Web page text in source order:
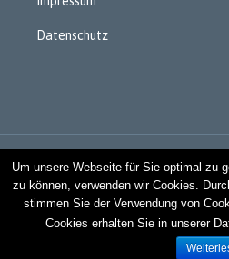
Datenschutz
Design © 2019
↑
Notfall-Telefon
Um unsere Webseite für Sie optimal zu
zu können, verwenden wir Cookies.
stimmen Sie der Verwendung von
Cookies erhalten Sie in unserer